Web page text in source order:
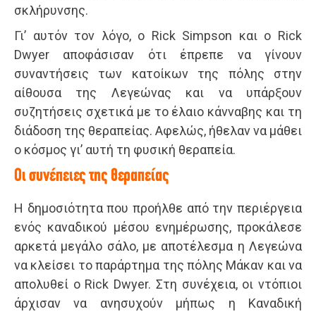
σκλήρυνσης.
Γι’ αυτόν τον λόγο, ο Rick Simpson και ο Rick
Dwyer αποφάσισαν ότι έπρεπε να γίνουν
συναντήσεις των κατοίκων της πόλης στην
αίθουσα της Λεγεώνας και να υπάρξουν
συζητήσεις σχετικά με το έλαιο κάνναβης και τη
διάδοση της θεραπείας. Αφελώς, ήθελαν να μάθει
ο κόσμος γι’ αυτή τη φυσική θεραπεία.
Οι συνέπειες της θεραπείας
Η δημοσιότητα που προήλθε από την περιέργεια
ενός καναδικού μέσου ενημέρωσης, προκάλεσε
αρκετά μεγάλο σάλο, με αποτέλεσμα η Λεγεώνα
να κλείσει το παράρτημα της πόλης Μάκαν και να
απολυθεί ο Rick Dwyer. Στη συνέχεια, οι ντόπιοι
άρχισαν να ανησυχούν μήπως η Καναδική